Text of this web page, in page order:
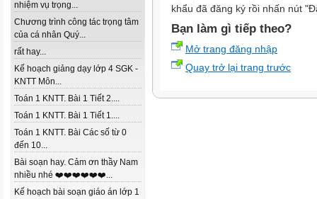
nhiệm vụ trọng...
Chương trình công tác trọng tâm
của cá nhân Quý...
rất hay...
Kế hoạch giảng dạy lớp 4 SGK -
KNTT Môn...
Toán 1 KNTT. Bài 1 Tiết 2....
Toán 1 KNTT. Bài 1 Tiết 1....
Toán 1 KNTT. Bài Các số từ 0
đến 10...
Bài soạn hay. Cảm ơn thầy Nam
nhiều nhé ❤️❤️❤️❤️❤️❤️...
Kế hoạch bài soạn giáo án lớp 1
khẩu đã đăng ký rồi nhấn nút
Bạn làm gì tiếp theo?
Mở trang đăng nhập
Quay trở lại trang trước